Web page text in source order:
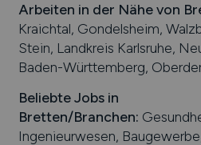
Arbeiten in der Nähe von
Kraichtal, Gondelsheim,
Stein, Landkreis Karlsruhe,
Baden-Württemberg,
Beliebte Jobs in
Bretten/Branchen:
Ingenieurwesen,